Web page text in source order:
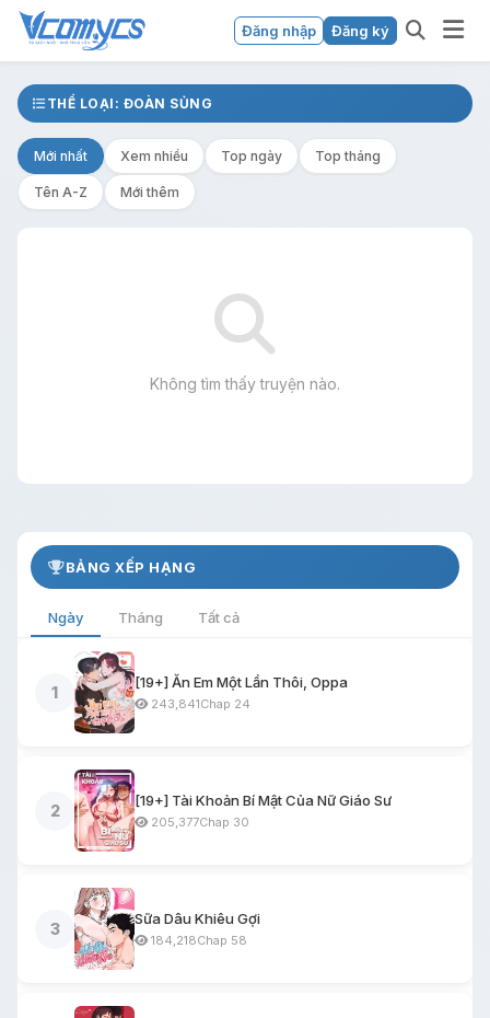
Đăng nhập Đăng ký
THỂ LOẠI: ĐOÀN SỦNG
Mới nhất Xem nhiều Top ngày Top tháng
Tên A-Z Mới thêm
Không tìm thấy truyện nào.
BẢNG XẾP HẠNG
Ngày Tháng Tất cả
1
[19+] Ăn Em Một Lần Thôi, Oppa
243,841Chap 24
2
[19+] Tài Khoản Bí Mật Của Nữ Giáo Sư
205,377Chap 30
3
Sữa Dâu Khiêu Gợi
184,218Chap 58